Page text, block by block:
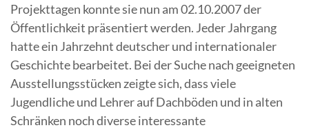
Projekttagen konnte sie nun am 02.10.2007 der
Öffentlichkeit präsentiert werden. Jeder Jahrgang
hatte ein Jahrzehnt deutscher und internationaler
Geschichte bearbeitet. Bei der Suche nach geeigneten
Ausstellungsstücken zeigte sich, dass viele
Jugendliche und Lehrer auf Dachböden und in alten
Schränken noch diverse interessante